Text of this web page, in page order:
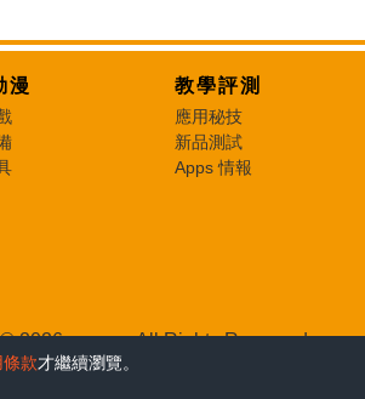
款才繼續瀏覽。
漫 教學評測
應用秘技
新品測試
Apps 情報
© 2026 e-zone. All Rights Reserved.